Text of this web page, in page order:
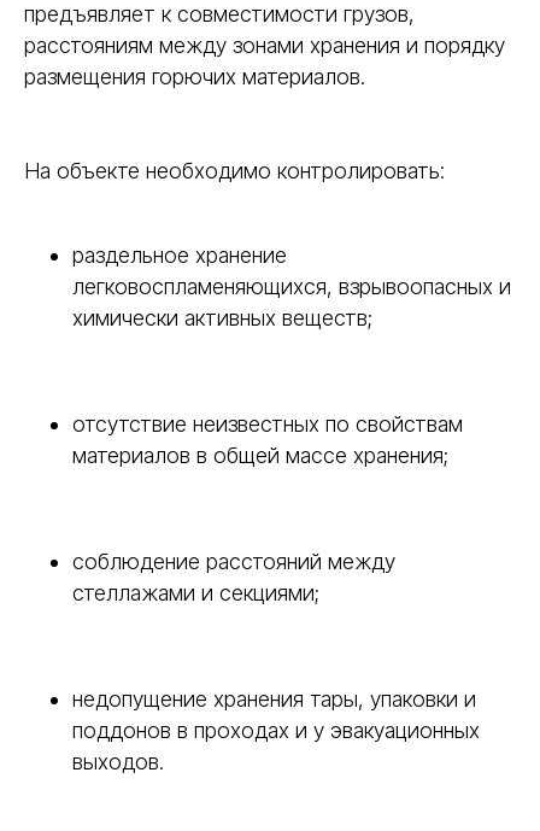
предъявляет к совместимости грузов,
расстояниям между зонами хранения и порядку
размещения горючих материалов.
На объекте необходимо контролировать:
раздельное хранение
легковоспламеняющихся, взрывоопасных и
химически активных веществ;
отсутствие неизвестных по свойствам
материалов в общей массе хранения;
соблюдение расстояний между
стеллажами и секциями;
недопущение хранения тары, упаковки и
поддонов в проходах и у эвакуационных
выходов.